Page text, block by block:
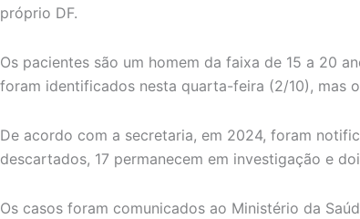
próprio DF.
Os pacientes são um homem da faixa de 15 a 20
foram identificados nesta quarta-feira (2/10), mas
De acordo com a secretaria, em 2024, foram
descartados, 17 permanecem em investigação e
Os casos foram comunicados ao Ministério da